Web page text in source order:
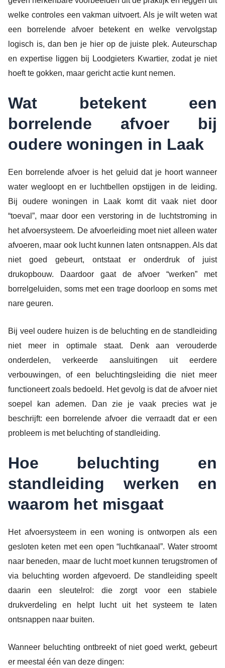
welke controles een vakman uitvoert. Als je wilt weten wat
een borrelende afvoer betekent en welke vervolgstap
logisch is, dan ben je hier op de juiste plek. Auteurschap
en expertise liggen bij Loodgieters Kwartier, zodat je niet
hoeft te gokken, maar gericht actie kunt nemen.
Wat betekent een
borrelende afvoer bij
oudere woningen in Laak
Een borrelende afvoer is het geluid dat je hoort wanneer
water wegloopt en er luchtbellen opstijgen in de leiding.
Bij oudere woningen in Laak komt dit vaak niet door
“toeval”, maar door een verstoring in de luchtstroming in
het afvoersysteem. De afvoerleiding moet niet alleen water
afvoeren, maar ook lucht kunnen laten ontsnappen. Als dat
niet goed gebeurt, ontstaat er onderdruk of juist
drukopbouw. Daardoor gaat de afvoer “werken” met
borrelgeluiden, soms met een trage doorloop en soms met
nare geuren.
Bij veel oudere huizen is de beluchting en de standleiding
niet meer in optimale staat. Denk aan verouderde
onderdelen, verkeerde aansluitingen uit eerdere
verbouwingen, of een beluchtingsleiding die niet meer
functioneert zoals bedoeld. Het gevolg is dat de afvoer niet
soepel kan ademen. Dan zie je vaak precies wat je
beschrijft: een borrelende afvoer die verraadt dat er een
probleem is met beluchting of standleiding.
Hoe beluchting en
standleiding werken en
waarom het misgaat
Het afvoersysteem in een woning is ontworpen als een
gesloten keten met een open “luchtkanaal”. Water stroomt
naar beneden, maar de lucht moet kunnen terugstromen of
via beluchting worden afgevoerd. De standleiding speelt
daarin een sleutelrol: die zorgt voor een stabiele
drukverdeling en helpt lucht uit het systeem te laten
ontsnappen naar buiten.
Wanneer beluchting ontbreekt of niet goed werkt, gebeurt
er meestal één van deze dingen: